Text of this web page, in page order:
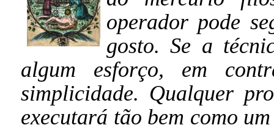
operador pode
gosto. Se a
algum esforço, em
simplicidade. Qualquer
executará tão bem como